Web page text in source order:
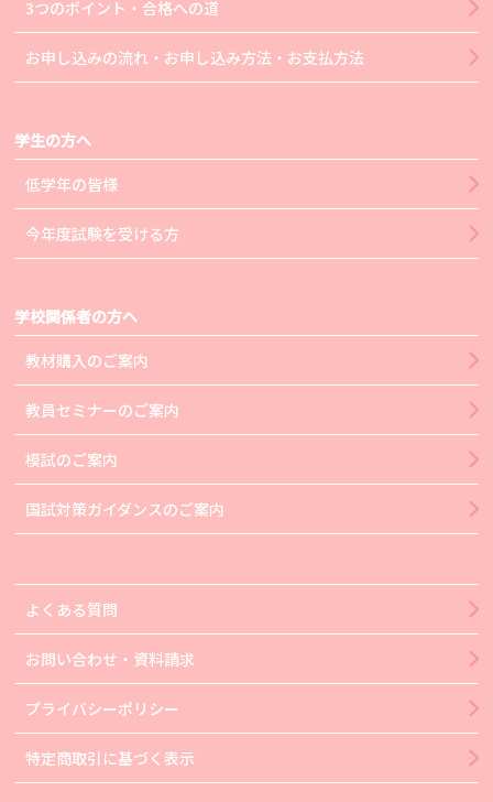
3つのポイント・合格への道
お申し込みの流れ・お申し込み方法・お支払方法
学生の方へ
低学年の皆様
今年度試験を受ける方
学校関係者の方へ
教材購入のご案内
教員セミナーのご案内
模試のご案内
国試対策ガイダンスのご案内
よくある質問
お問い合わせ・資料請求
プライバシーポリシー
特定商取引に基づく表示